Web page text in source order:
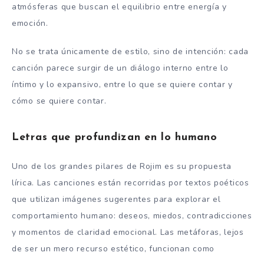
atmósferas que buscan el equilibrio entre energía y
emoción.
No se trata únicamente de estilo, sino de intención: cada
canción parece surgir de un diálogo interno entre lo
íntimo y lo expansivo, entre lo que se quiere contar y
cómo se quiere contar.
Letras que profundizan en lo humano
Uno de los grandes pilares de Rojim es su propuesta
lírica. Las canciones están recorridas por textos poéticos
que utilizan imágenes sugerentes para explorar el
comportamiento humano: deseos, miedos, contradicciones
y momentos de claridad emocional. Las metáforas, lejos
de ser un mero recurso estético, funcionan como